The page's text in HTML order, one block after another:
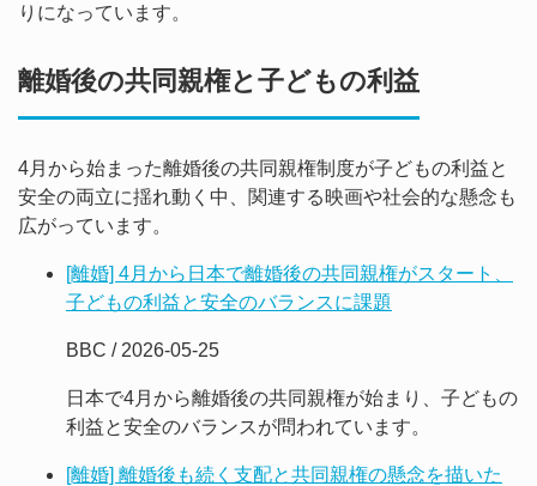
りになっています。
離婚後の共同親権と子どもの利益
4月から始まった離婚後の共同親権制度が子どもの利益と
安全の両立に揺れ動く中、関連する映画や社会的な懸念も
広がっています。
[離婚] 4月から日本で離婚後の共同親権がスタート、
子どもの利益と安全のバランスに課題
BBC / 2026-05-25
日本で4月から離婚後の共同親権が始まり、子どもの
利益と安全のバランスが問われています。
[離婚] 離婚後も続く支配と共同親権の懸念を描いた